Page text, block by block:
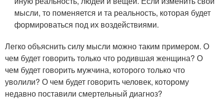
мысли, то поменяется и та реальность, которая будет
формироваться под их воздействиями.
Легко объяснить силу мысли можно таким примером. О
чем будет говорить только что родившая женщина? О
чем будет говорить мужчина, которого только что
уволили? О чем будет говорить человек, которому
недавно поставили смертельный диагноз?